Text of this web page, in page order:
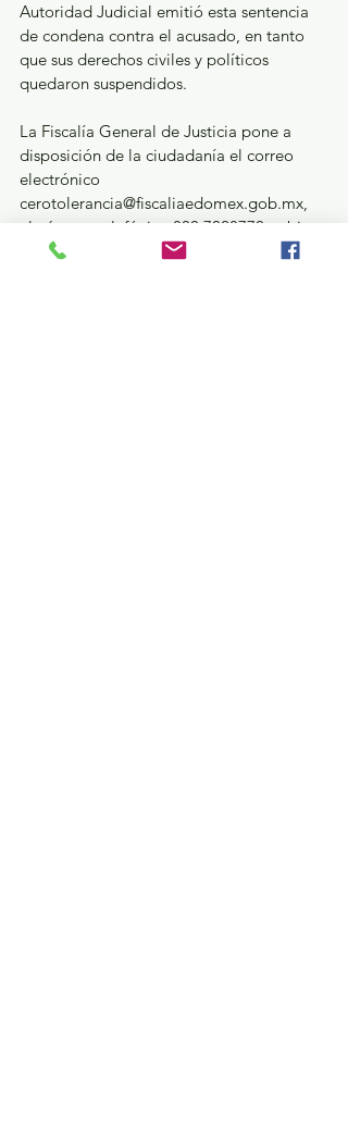
Autoridad Judicial emitió esta sentencia
de condena contra el acusado, en tanto
que sus derechos civiles y políticos
quedaron suspendidos.
La Fiscalía General de Justicia pone a
disposición de la ciudadanía el correo
electrónico
cerotolerancia@fiscaliaedomex.gob.mx,
el número telefónico 800 7028770, o bien,
la aplicación FGJEdomex, la cual está